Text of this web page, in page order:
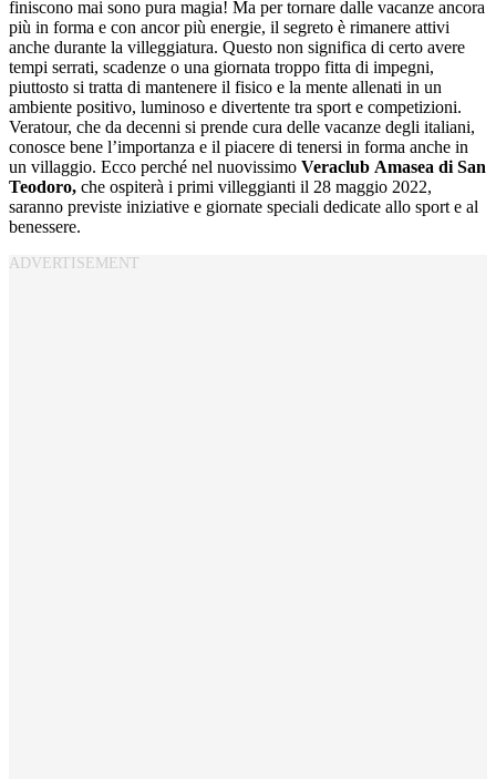
finiscono mai sono pura magia! Ma per tornare dalle vacanze ancora
più in forma e con ancor più energie, il segreto è rimanere attivi
anche durante la villeggiatura. Questo non significa di certo avere
tempi serrati, scadenze o una giornata troppo fitta di impegni,
piuttosto si tratta di mantenere il fisico e la mente allenati in un
ambiente positivo, luminoso e divertente tra sport e competizioni.
Veratour, che da decenni si prende cura delle vacanze degli italiani,
conosce bene l’importanza e il piacere di tenersi in forma anche in
un villaggio. Ecco perché nel nuovissimo Veraclub Amasea di San
Teodoro, che ospiterà i primi villeggianti il 28 maggio 2022,
saranno previste iniziative e giornate speciali dedicate allo sport e al
benessere.